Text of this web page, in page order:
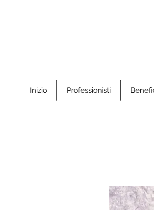
Inizio Professionisti